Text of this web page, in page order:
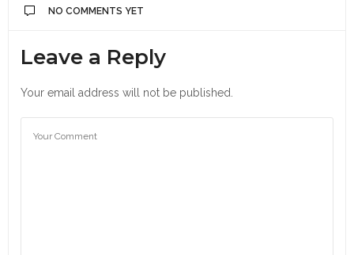
NO COMMENTS YET
Leave a Reply
Your email address will not be published.